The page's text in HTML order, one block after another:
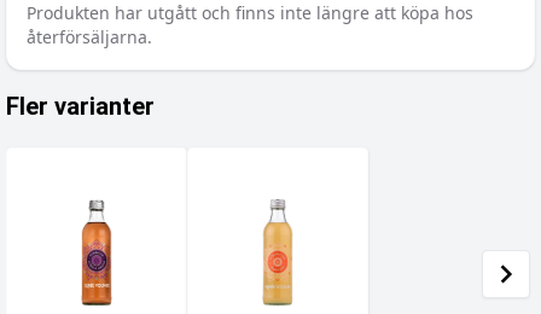
Produkten har utgått och finns inte längre att köpa hos
återförsäljarna.
Fler varianter